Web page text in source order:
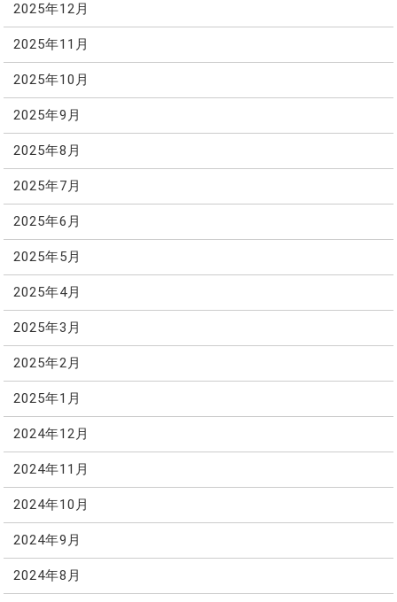
2025年12月
2025年11月
2025年10月
2025年9月
2025年8月
2025年7月
2025年6月
2025年5月
2025年4月
2025年3月
2025年2月
2025年1月
2024年12月
2024年11月
2024年10月
2024年9月
2024年8月